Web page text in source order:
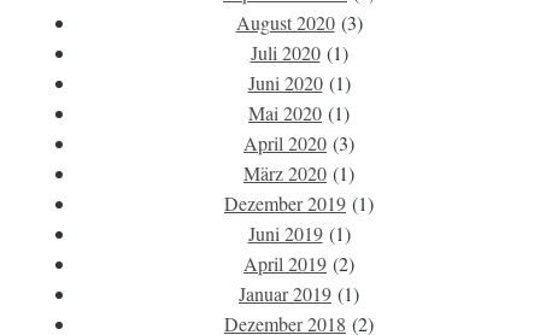
August 2020(3)
Juli 2020(1)
Juni 2020(1)
Mai 2020 (1)
April 2020 (3)
März 2020 (1)
Dezember 2019 (1)
Juni 2019(1)
April 2019 (2)
Januar 2019 (1)
Dezember 2018 (2)